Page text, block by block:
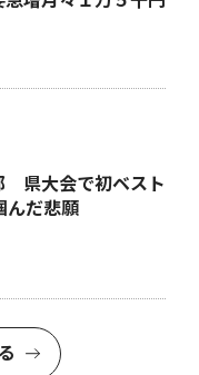
県大会で初ベスト
んだ悲願